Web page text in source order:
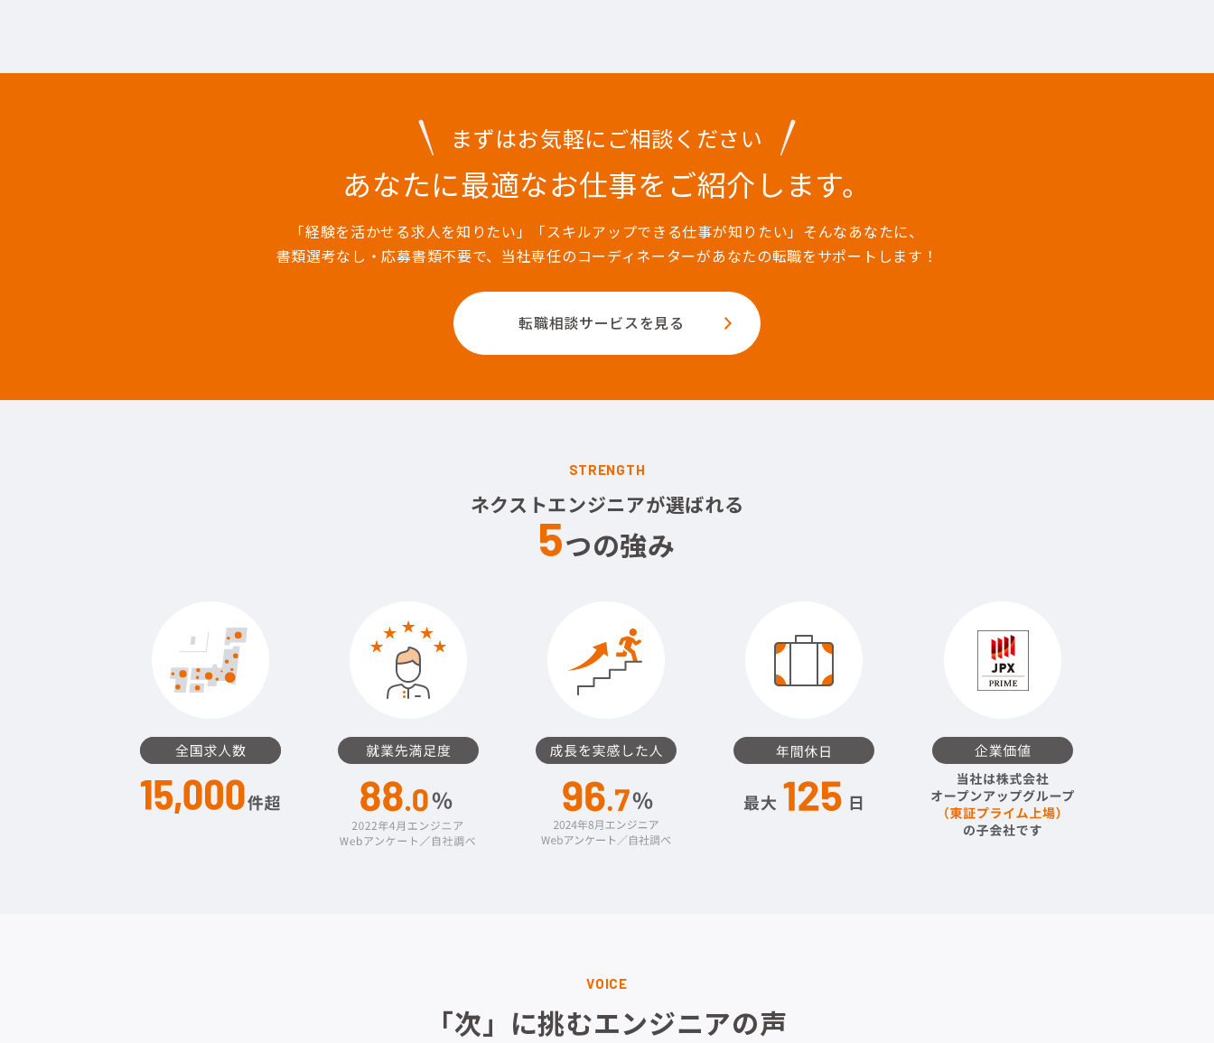
まずはお気軽にご相談ください
あなたに最適なお仕事を ご紹介します。
「経験を活かせる求人を知りたい」「スキルアップできる仕事が知りたい」そんなあなたに、
書類選考なし・応募書類不要で、当社専任のコーディネーターがあなたの転職をサポートします！
転職相談サービスを見る
STRENGTH
ネクストエンジニアが選ばれる
5つの強み
VOICE
「次」に挑むエンジニアの声